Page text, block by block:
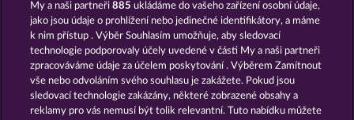
ROMAN LEGION BLITZ COINS
My a naši partneři885 ukládáme do vašeho zařízení osobní údaje,
jako jsou údaje o prohlížení nebo jedinečné identifikátory, a máme
k nim přístup . Výběr Souhlasím umožňuje, aby sledovací
technologie podporovaly účely uvedené v části My a naši partneři
zpracováváme údaje za účelem poskytování . Výběrem Zamítnout
vše nebo odvoláním svého souhlasu je zakážete. Pokud jsou
sledovací technologie zakázány, některé zobrazené obsahy a
reklamy pro vás nemusí být tolik relevantní. Tuto nabídku můžete